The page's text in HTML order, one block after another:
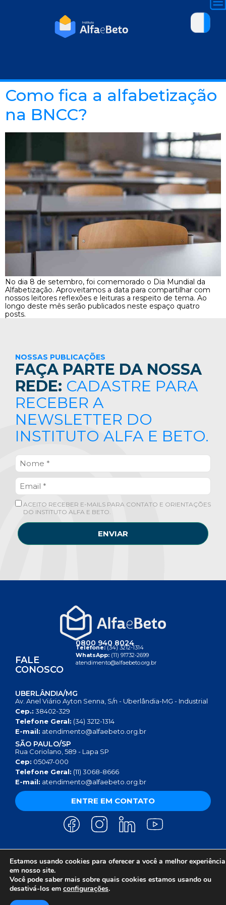
Como fica a alfabetização
na BNCC?
No dia 8 de setembro, foi comemorado o Dia Mundial da
Alfabetização. Aproveitamos a data para compartilhar com
nossos leitores reflexões e leituras a respeito de tema. Ao
longo deste mês serão publicados neste espaço quatro
posts.
NOSSAS PUBLICAÇÕES
FAÇA PARTE DA NOSSA
REDE: CADASTRE PARA
RECEBER A
NEWSLETTER DO
INSTITUTO ALFA E BETO.
ACEITO RECEBER E-MAILS PARA CONTATO E ORIENTAÇÕES
DO INSTITUTO ALFA E BETO.
ENVIAR
FALE
CONOSCO
0800 940 8024
Telefone:(34) 3212-1314
WhatsApp: (11) 91732-2699
atendimento@alfaebeto.org.br
UBERLÂNDIA/MG
Av. Anel Viário Ayton Senna, S/n - Uberlândia-MG - Industrial
Cep.: 38402-329
Telefone Geral: (34) 3212-1314
E-mail: atendimento@alfaebeto.org.br
SÃO PAULO/SP
Rua Coriolano, 589 - Lapa SP
Cep: 05047-000
Telefone Geral: (11) 3068-8666
E-mail: atendimento@alfaebeto.org.br
ENTRE EM CONTATO
AVISO DE PRIVACIDADE POLÍTICA DE PRIVACIDADE
AVISO SOBRE COOKIES
COPYRIGHT 2025 © INSTITUTO ALFA E BETO - 08.458.084/0001-13
Estamos usando cookies para oferecer a você a melhor experiência
em nosso site.
Você pode saber mais sobre quais cookies estamos usando ou
desativá-los em configurações.